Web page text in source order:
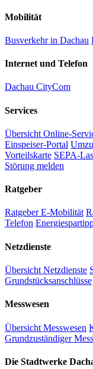
Mobilität
Busverkehr in Dachau
Internet und Telefon
Dachau CityCom
Services
Übersicht Online-
Einspeiser-Portal
Vorteilskarte SEPA-
Störung melden
Ratgeber
Ratgeber E-Mobilität
Telefon
Netzdienste
Übersicht Netzdienste
Grundstücksanschlüsse
Messwesen
Übersicht Messwesen
Grundzuständiger
Die Stadtwerke